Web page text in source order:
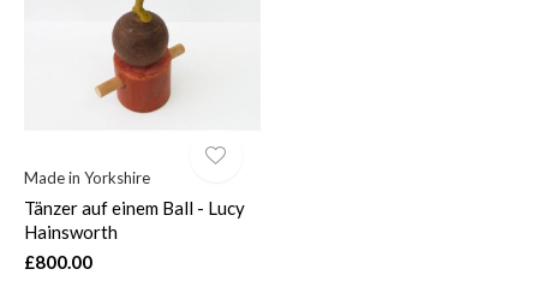
Made in Yorkshire
Tänzer auf einem Ball - Lucy
Hainsworth
£800.00